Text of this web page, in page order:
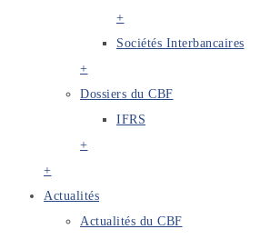
+
Sociétés Interbancaires
+
Dossiers du CBF
IFRS
+
+
Actualités
Actualités du CBF